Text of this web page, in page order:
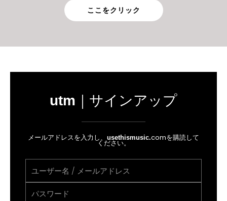
ここをクリック
utm ｜サインアップ
メールアドレスを入力し、 usethismusic.comを購読して
ください。